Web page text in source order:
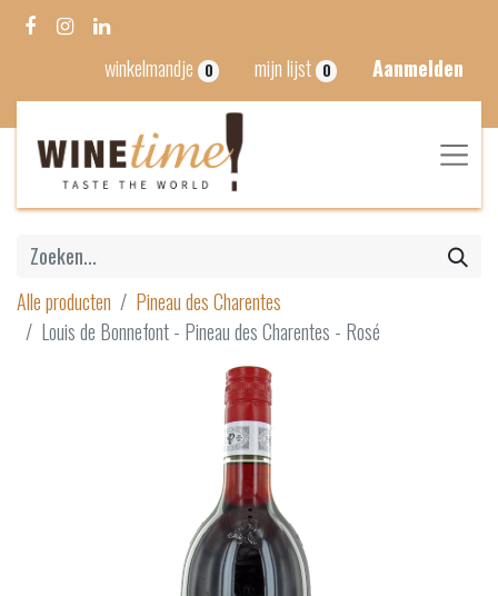
winkelmandje 0 mijn lijst 0 Aanmelden
Alle producten
Pineau des Charentes
Louis de Bonnefont - Pineau des Charentes - Rosé